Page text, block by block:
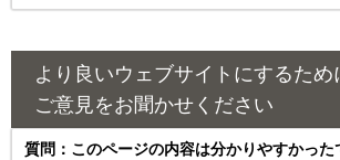
より良いウェブサイトにするた
ご意見をお聞かせください
質問：このページの内容は分かりやすかった